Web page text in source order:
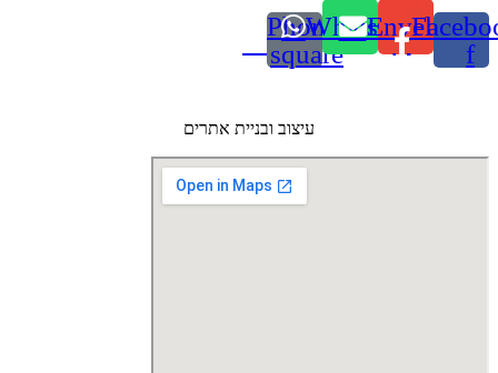
f
Envelope
Whatsapp
Phone-
square
עיצוב ובניית אתרים